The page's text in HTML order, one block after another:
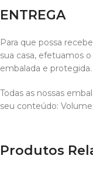
ENTREGA
Para que possa
sua casa, efetuamos
embalada e protegida.
Todas as nossas
seu conteúdo:
Produtos